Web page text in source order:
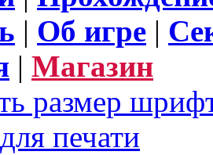
| Об игре |
| Магазин
размер
печати